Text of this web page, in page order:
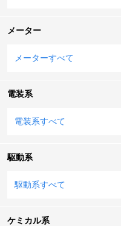
メーター
メーターすべて
電装系
電装系すべて
駆動系
駆動系すべて
ケミカル系